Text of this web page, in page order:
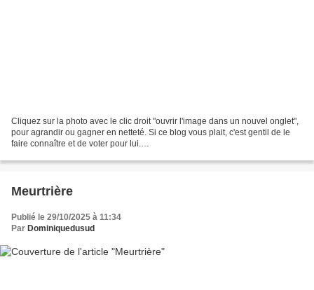
Cliquez sur la photo avec le clic droit "ouvrir l'image dans un nouvel onglet",
pour agrandir ou gagner en netteté. Si ce blog vous plait, c'est gentil de le
faire connaître et de voter pour lui.
Meurtrière
Publié le 29/10/2025 à 11:34
Par Dominiquedusud